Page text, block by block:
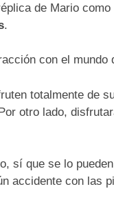
de Mario
.
con el mundo
totalmente de
otro lado,
sí que se lo
accidente con las